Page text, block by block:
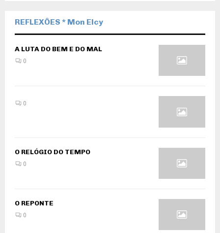
REFLEXÔES * Mon Elcy
A LUTA DO BEM E DO MAL
0
0
O RELÓGIO DO TEMPO
0
O REPONTE
0